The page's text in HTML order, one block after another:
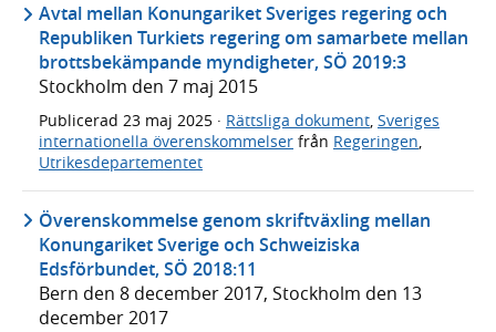
Avtal mellan Konungariket Sveriges regering och
Republiken Turkiets regering om samarbete mellan
brottsbekämpande myndigheter, SÖ 2019:3
Stockholm den 7 maj 2015
Publicerad 23 maj 2025 · Rättsliga dokument, Sveriges
internationella överenskommelser från Regeringen,
Utrikesdepartementet
Överenskommelse genom skriftväxling mellan
Konungariket Sverige och Schweiziska
Edsförbundet, SÖ 2018:11
Bern den 8 december 2017, Stockholm den 13
december 2017